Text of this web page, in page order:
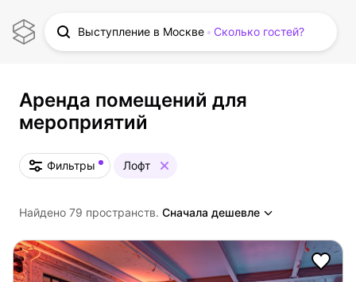
Выступление в Москве Сколько гостей?
Аренда помещений для
мероприятий
Фильтры Лофт
Найдено 79 пространств. Сначала дешевле